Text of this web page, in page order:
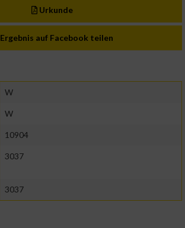
Urkunde
Ergebnis auf Facebook teilen
W
W
10904
3037
3037